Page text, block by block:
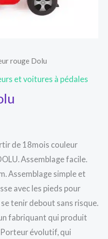
rouge Dolu
et voitures à pédales
de 18mois couleur
Assemblage facile.
Assemblage simple et
avec les pieds pour
tenir debout sans risque.
fabriquant qui produit
évolutif, qui